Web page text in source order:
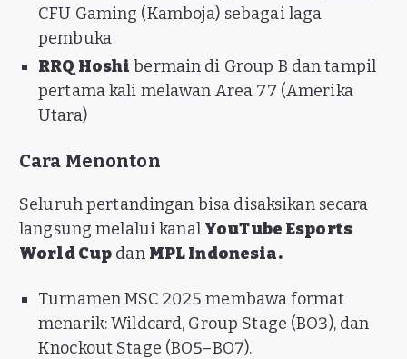
CFU Gaming (Kamboja) sebagai laga
pembuka
RRQ Hoshi bermain di Group B dan tampil
pertama kali melawan Area 77 (Amerika
Utara)
Cara Menonton
Seluruh pertandingan bisa disaksikan secara
langsung melalui kanal YouTube Esports
World Cup dan MPL Indonesia.
Turnamen MSC 2025 membawa format
menarik: Wildcard, Group Stage (BO3), dan
Knockout Stage (BO5–BO7).